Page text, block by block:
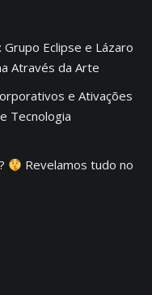
Eclipse e Lázaro
Através da Arte
e Ativações
Tecnologia
Revelamos tudo no